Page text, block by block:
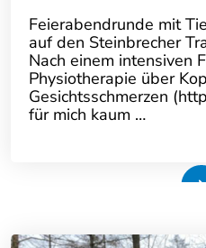
Feierabendrunde mit
auf den Steinbrecher
Nach einem intensiven
Physiotherapie über
Gesichtsschmerzen
für mich kaum …